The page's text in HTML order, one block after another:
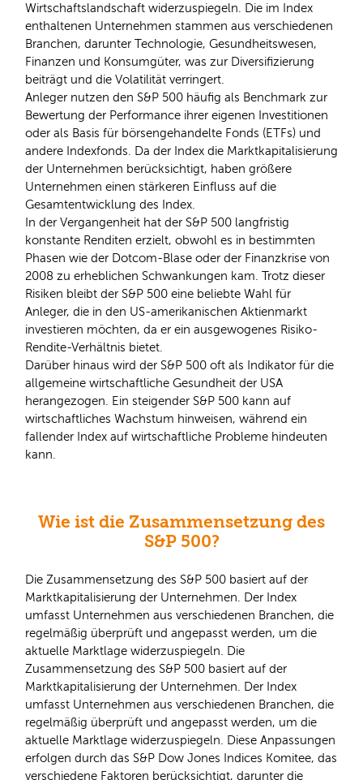
Wirtschaftslandschaft widerzuspiegeln. Die im Index
enthaltenen Unternehmen stammen aus verschiedenen
Branchen, darunter Technologie, Gesundheitswesen,
Finanzen und Konsumgüter, was zur Diversifizierung
beiträgt und die Volatilität verringert.
Anleger nutzen den S&P 500 häufig als Benchmark zur
Bewertung der Performance ihrer eigenen Investitionen
oder als Basis für börsengehandelte Fonds (ETFs) und
andere Indexfonds. Da der Index die Marktkapitalisierung
der Unternehmen berücksichtigt, haben größere
Unternehmen einen stärkeren Einfluss auf die
Gesamtentwicklung des Index.
In der Vergangenheit hat der S&P 500 langfristig
konstante Renditen erzielt, obwohl es in bestimmten
Phasen wie der Dotcom-Blase oder der Finanzkrise von
2008 zu erheblichen Schwankungen kam. Trotz dieser
Risiken bleibt der S&P 500 eine beliebte Wahl für
Anleger, die in den US-amerikanischen Aktienmarkt
investieren möchten, da er ein ausgewogenes Risiko-
Rendite-Verhältnis bietet.
Darüber hinaus wird der S&P 500 oft als Indikator für die
allgemeine wirtschaftliche Gesundheit der USA
herangezogen. Ein steigender S&P 500 kann auf
wirtschaftliches Wachstum hinweisen, während ein
fallender Index auf wirtschaftliche Probleme hindeuten
kann.
Wie ist die Zusammensetzung des
S&P 500?
Die Zusammensetzung des S&P 500 basiert auf der
Marktkapitalisierung der Unternehmen. Der Index
umfasst Unternehmen aus verschiedenen Branchen, die
regelmäßig überprüft und angepasst werden, um die
aktuelle Marktlage widerzuspiegeln. Die
Zusammensetzung des S&P 500 basiert auf der
Marktkapitalisierung der Unternehmen. Der Index
umfasst Unternehmen aus verschiedenen Branchen, die
regelmäßig überprüft und angepasst werden, um die
aktuelle Marktlage widerzuspiegeln. Diese Anpassungen
erfolgen durch das S&P Dow Jones Indices Komitee, das
verschiedene Faktoren berücksichtigt, darunter die